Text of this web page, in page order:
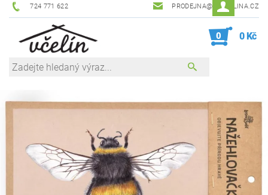
724 771 622 PRODEJNA@ZEVCELINA.CZ
0 0 Kč